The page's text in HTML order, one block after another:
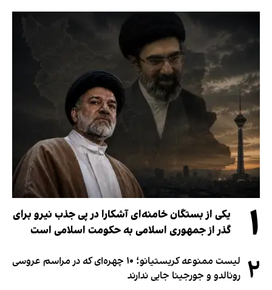
۱
یکی از بستگان خامنه‌ای آشکارا در پی جذب نیرو برای
گذر از جمهوری اسلامی به حکومت اسلامی است
۲
لیست ممنوعه کریستیانو؛ ۱۰ چهره‌ای که در مراسم عروسی
رونالدو و جورجینا جایی ندارند